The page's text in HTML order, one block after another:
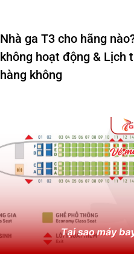
Nhà ga T3 cho hãng
không hoạt động & Lịch
hàng không